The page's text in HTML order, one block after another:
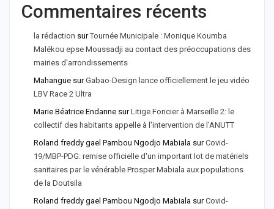
Commentaires récents
la rédaction surTournée Municipale : Monique Koumba
Malékou epse Moussadji au contact des préoccupations des
mairies d'arrondissements
Mahangue surGabao-Design lance officiellement le jeu vidéo
LBV Race 2 Ultra
Marie Béatrice Endanne surLitige Foncier à Marseille 2: le
collectif des habitants appelle à l'intervention de l'ANUTT
Roland freddy gael Pambou Ngodjo Mabiala surCovid-
19/MBP-PDG: remise officielle d'un important lot de matériels
sanitaires par le vénérable Prosper Mabiala aux populations
de la Doutsila
Roland freddy gael Pambou Ngodjo Mabiala surCovid-